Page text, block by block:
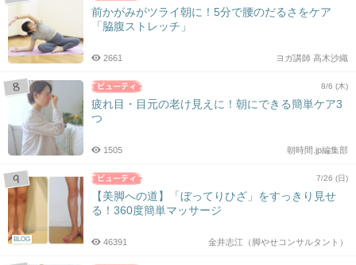
前かがみがツライ朝に！5分で腰のだるさをケア
「脇腹ストレッチ」
ヨガ講師 高木沙織
2661
8/6 (木)
疲れ目・目元の老け見えに！朝にできる簡単ケア3
つ
朝時間.jp編集部
1505
BLOG
7/26 (日)
【美脚への道】「ぼってりひざ」をすっきり見せ
る！360度簡単マッサージ
金井志江（脚やせコンサルタント）
46391